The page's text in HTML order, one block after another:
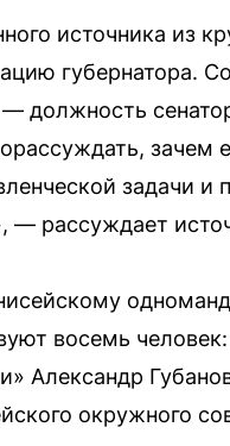
источника из
губернатора.
— должность
задачи и
— рассуждает
восемь
Александр
окружного